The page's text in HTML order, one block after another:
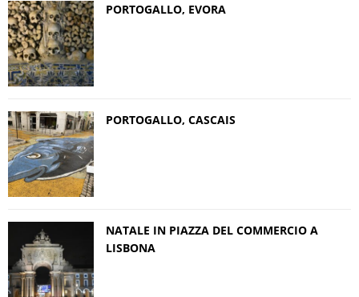
PORTOGALLO, EVORA
PORTOGALLO, CASCAIS
NATALE IN PIAZZA DEL COMMERCIO A
LISBONA